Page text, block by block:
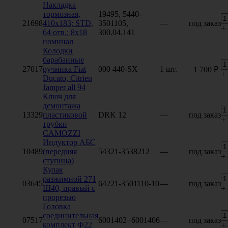
21698
Накладка
тормозная,
410x183; STD,
64 отв.: 8х18
номинал
19495, 5440-
3501105,
300.04.141
— под заказ
+
27017
Колодки
барабанные
ручника Fiat
Ducato, Citrien
Jamper all 94
000 440-SX 1 шт. 1 700 ₽
+
13329
Ключ для
демонтажа
пластиковой
трубки
CAMOZZI
DRK 12 — под заказ
+
10489
Индуктор АБС
(передняя
ступица)
54321-3538212 — под заказ
+
03645
Кулак
разжимной 271
Ш40, правый с
прорезью
64221-3501110-10— под заказ
+
07517
Головка
соединительная
комплект Ф22
6001402+6001406— под заказ
+